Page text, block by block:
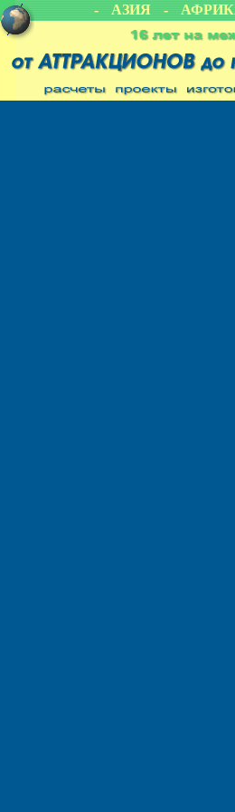
- АЗИЯ - АФРИКА